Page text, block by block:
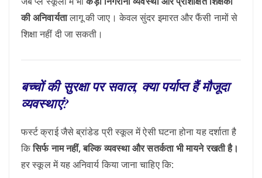
की अनिवार्यतालागू की जाए। केवल सुंदर इमारत और फैंसी नामों से
शिक्षा नहीं दी जा सकती।
बच्चों की सुरक्षा पर सवाल, क्या पर्याप्त हैं मौजूदा
व्यवस्थाएं?
फर्स्ट क्राई जैसे ब्रांडेड प्री स्कूल में ऐसी घटना होना यह दर्शाता है
किसिर्फ नाम नहीं, बल्कि व्यवस्था और सतर्कता भी मायने रखती है।
हर स्कूल में यह अनिवार्य किया जाना चाहिए कि: